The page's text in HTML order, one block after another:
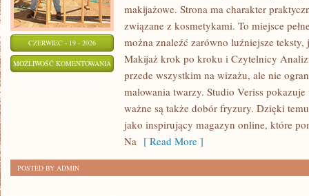
CZERWIEC - 19 - 2026
MOŻLIWOŚĆ KOMENTOWANIA
KREATYWNY
MAKIJAŻ
makijażowe. Strona ma charakter
związane z kosmetykami. To miejsce
można znaleźć zarówno luźniejsze
Makijaż krok po kroku i Czytelnicy
przede wszystkim na wizażu, ale nie
malowania twarzy. Studio Veriss
ważne są także dobór fryzury. Dzięki
jako inspirujący magazyn online, które
Na [ Read More ]
POSTED BY ADMIN